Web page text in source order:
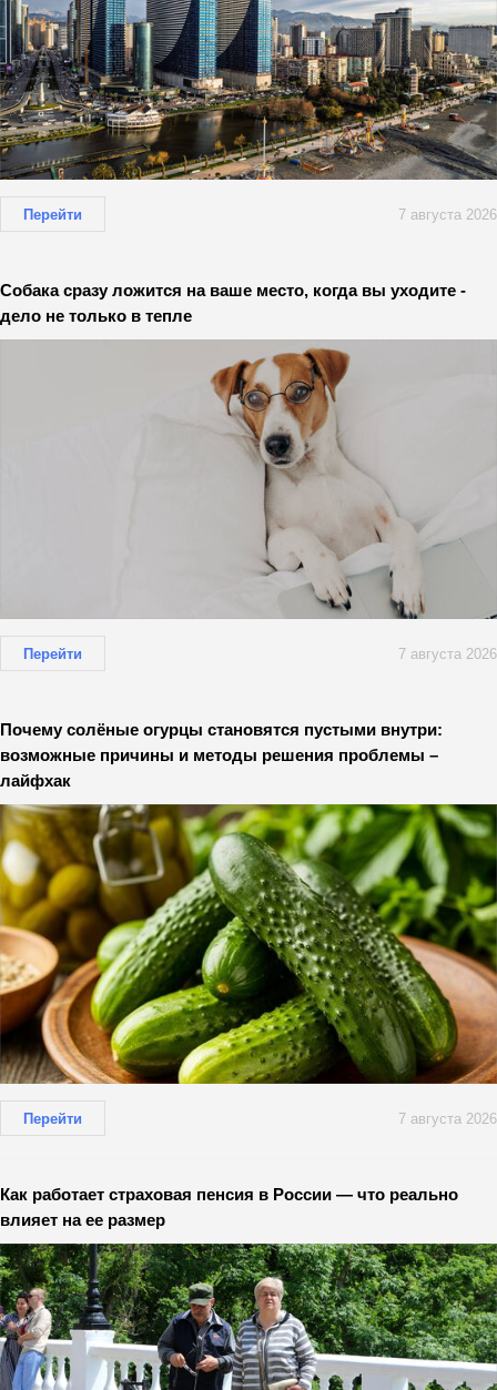
Перейти 7 августа 2026
Собака сразу ложится на ваше место, когда вы уходите -
дело не только в тепле
Перейти 7 августа 2026
Почему солёные огурцы становятся пустыми внутри:
возможные причины и методы решения проблемы –
лайфхак
Перейти 7 августа 2026
Как работает страховая пенсия в России — что реально
влияет на ее размер